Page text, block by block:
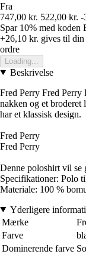
Fra
747,00 kr. 522,00 kr. -
Spar 10% med koden
+26,10 kr. gives til din
ordre
Loading...
Beskrivelse
Fred Perry Fred
nakken og et broderet
har et klassisk design.
Fred Perry
Fred Perry
Denne poloshirt vil se
Specifikationer: Polo
Materiale: 100 %
Yderligere
Mærke
Farve
Dominerende farve